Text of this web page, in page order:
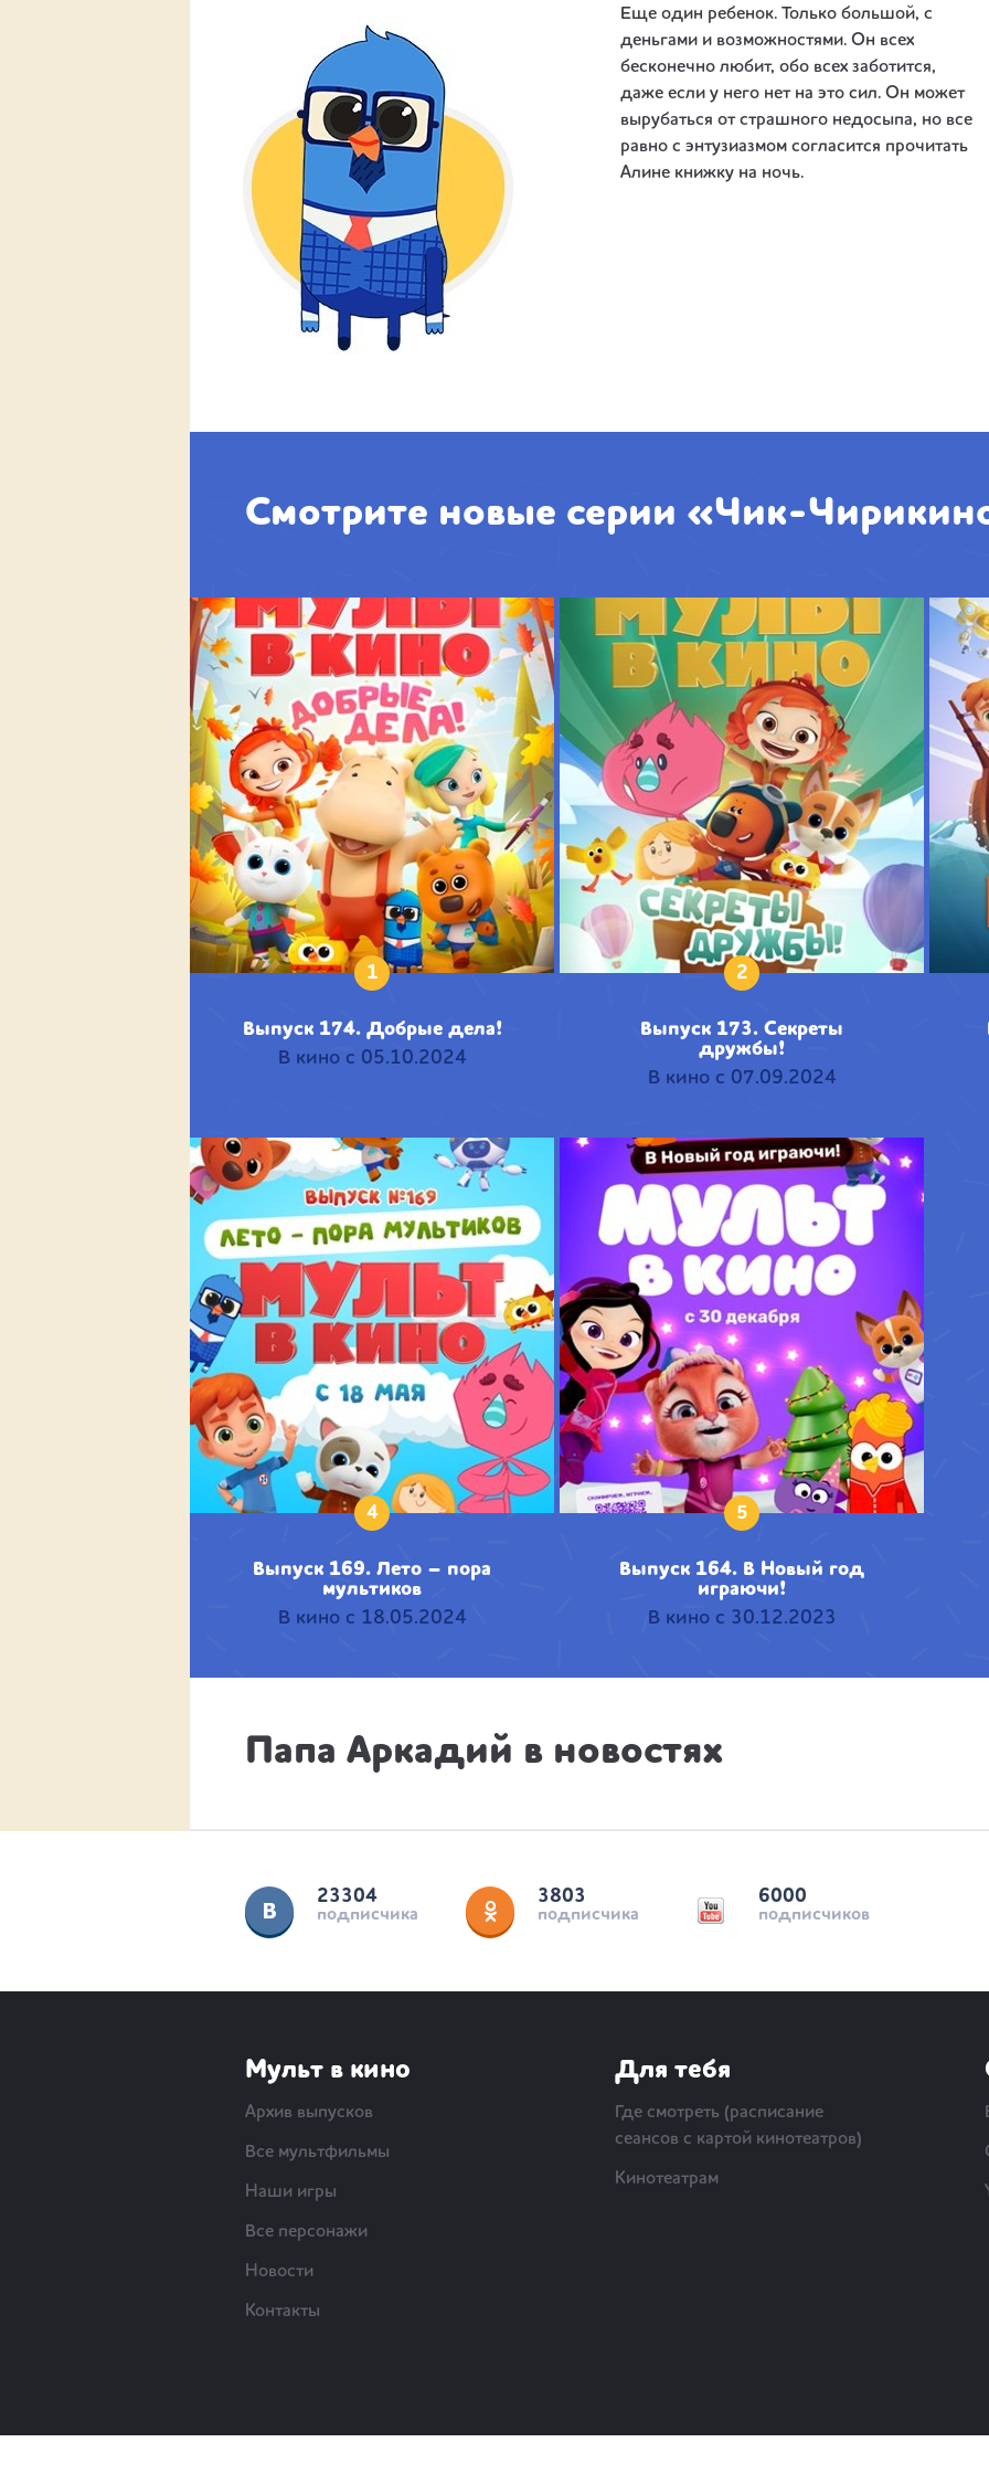
Еще один ребенок. Только большой, с
деньгами и возможностями. Он всех
бесконечно любит, обо всех заботится,
даже если у него нет на это сил. Он может
вырубаться от страшного недосыпа, но все
равно с энтузиазмом согласится прочитать
Алине книжку на ночь.
Смотрите новые серии «Чик-
1
Выпуск 174. Добрые дела!
В кино с 05.10.2024
2
Выпуск 173. Секреты
дружбы!
В кино с 07.09.2024
4
Выпуск 169. Лето – пора
мультиков
В кино с 18.05.2024
5
Выпуск 164. В Новый год
играючи!
В кино с 30.12.2023
Папа Аркадий в новостях
23304
подписчика
3803
подписчика
6000
подписчиков
Мульт в кино
Архив выпусков
Все мультфильмы
Наши игры
Все персонажи
Новости
Контакты
Для тебя
Где смотреть (расписание
сеансов с картой кинотеатров)
Кинотеатрам